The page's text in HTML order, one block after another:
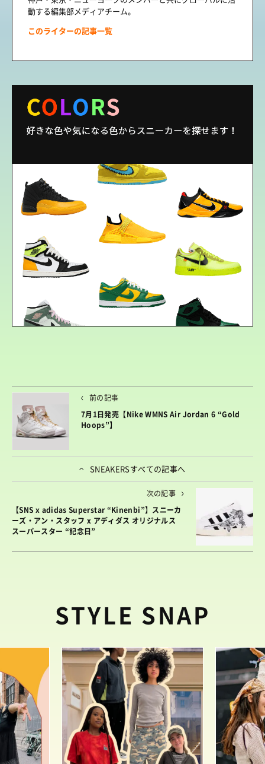
動する編集部メディアチーム。
このライターの記事一覧
前の記事
7月1日発売【Nike WMNS Air Jordan 6 “Gold
Hoops”】
SNEAKERSすべての記事へ
次の記事
【SNS x adidas Superstar “Kinenbi”】スニーカ
ーズ・アン・スタッフ x アディダス オリジナルス
スーパースター “記念日”
STYLE SNAP